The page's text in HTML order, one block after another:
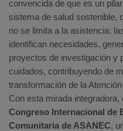
convencida de que es un
sistema de salud sostenible,
no se limita a la asistencia:
identifican necesidades,
proyectos de investigación y
cuidados, contribuyendo de
transformación de la
Con esta mirada integradora,
Congreso Internacional de
Comunitaria de ASANEC,